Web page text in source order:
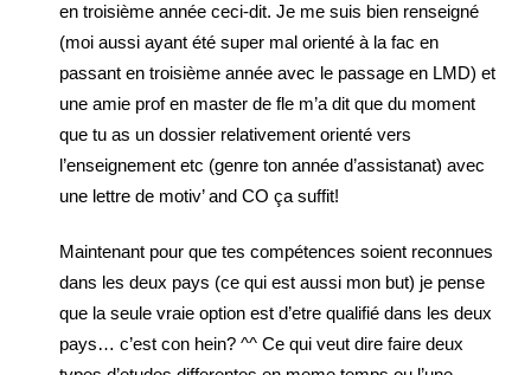
en troisième année ceci-dit. Je me suis bien renseigné
(moi aussi ayant été super mal orienté à la fac en
passant en troisième année avec le passage en LMD) et
une amie prof en master de fle m’a dit que du moment
que tu as un dossier relativement orienté vers
l’enseignement etc (genre ton année d’assistanat) avec
une lettre de motiv’ and CO ça suffit!
Maintenant pour que tes compétences soient reconnues
dans les deux pays (ce qui est aussi mon but) je pense
que la seule vraie option est d’etre qualifié dans les deux
pays… c’est con hein? ^^ Ce qui veut dire faire deux